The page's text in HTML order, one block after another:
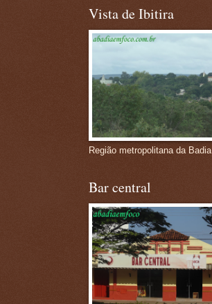
Vista de Ibitira
Região metropolitana da Badia
Bar central